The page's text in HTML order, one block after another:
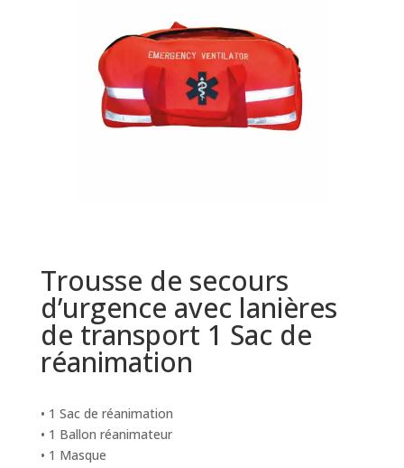
Trousse de secours
d’urgence avec lanières
de transport 1 Sac de
réanimation
• 1 Sac de réanimation
• 1 Ballon réanimateur
• 1 Masque